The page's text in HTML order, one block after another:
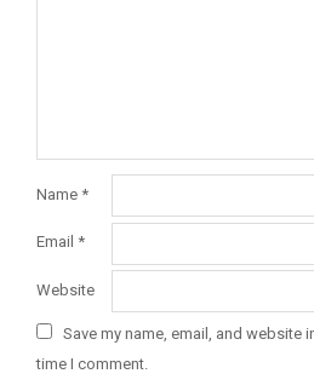
Name *
Email *
Website
Save my name, email, and website
time I comment.